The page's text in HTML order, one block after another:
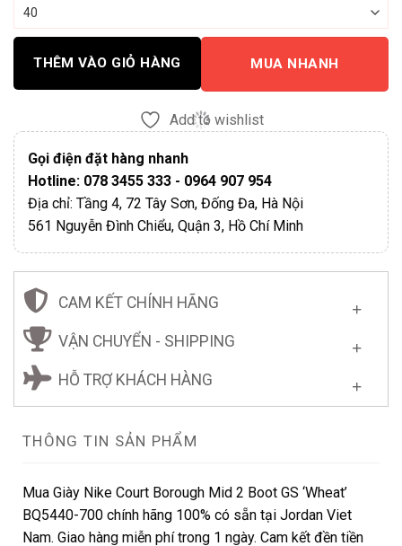
THÊM VÀO GIỎ HÀNG MUA NHANH
Add to wishlist
Gọi điện đặt hàng nhanh
Hotline: 078 3455 333 - 0964 907 954
Địa chỉ: Tầng 4, 72 Tây Sơn, Đống Đa, Hà Nội
561 Nguyễn Đình Chiểu, Quận 3, Hồ Chí Minh
CAM KẾT CHÍNH HÃNG
VẬN CHUYỂN - SHIPPING
HỖ TRỢ KHÁCH HÀNG
THÔNG TIN SẢN PHẨM
Mua Giày Nike Court Borough Mid 2 Boot GS ‘Wheat’
BQ5440-700 chính hãng 100% có sẵn tại Jordan Viet
Nam. Giao hàng miễn phí trong 1 ngày. Cam kết đền tiền